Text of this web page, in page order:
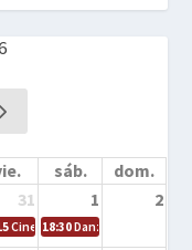
sáb.
dom.
31 1 2
Cine en la calle – Cómo
18:30Danza – Cita en el